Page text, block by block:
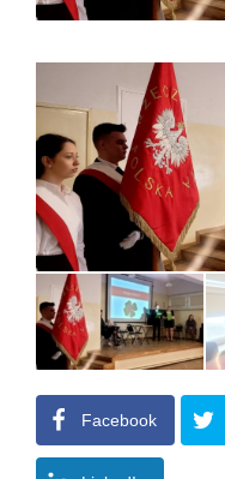
Facebook